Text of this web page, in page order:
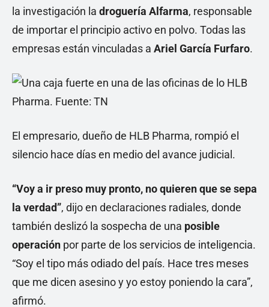
la investigación la droguería Alfarma, responsable
de importar el principio activo en polvo. Todas las
empresas están vinculadas a Ariel García Furfaro.
El empresario, dueño de HLB Pharma, rompió el
silencio hace días en medio del avance judicial.
“Voy a ir preso muy pronto, no quieren que se sepa
la verdad”, dijo en declaraciones radiales, donde
también deslizó la sospecha de una posible
operación por parte de los servicios de inteligencia.
“Soy el tipo más odiado del país. Hace tres meses
que me dicen asesino y yo estoy poniendo la cara”,
afirmó.